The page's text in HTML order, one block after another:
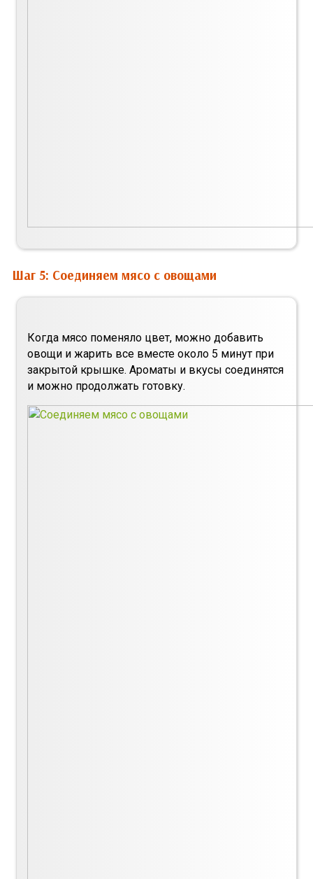
Шаг 5: Соединяем мясо с овощами
Когда мясо поменяло цвет, можно добавить
овощи и жарить все вместе около 5 минут при
закрытой крышке. Ароматы и вкусы соединятся
и можно продолжать готовку.